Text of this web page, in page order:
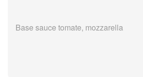
Base sauce tomate, mozzarella